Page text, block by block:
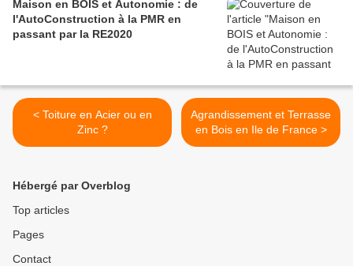
Maison en BOIS et Autonomie : de
l'AutoConstruction à la PMR en
passant par la RE2020
< Toiture en Acier ou en
Zinc ?
Agrandissement et Terrasse
en Bois en Ile de France >
Hébergé par Overblog
Top articles
Pages
Contact